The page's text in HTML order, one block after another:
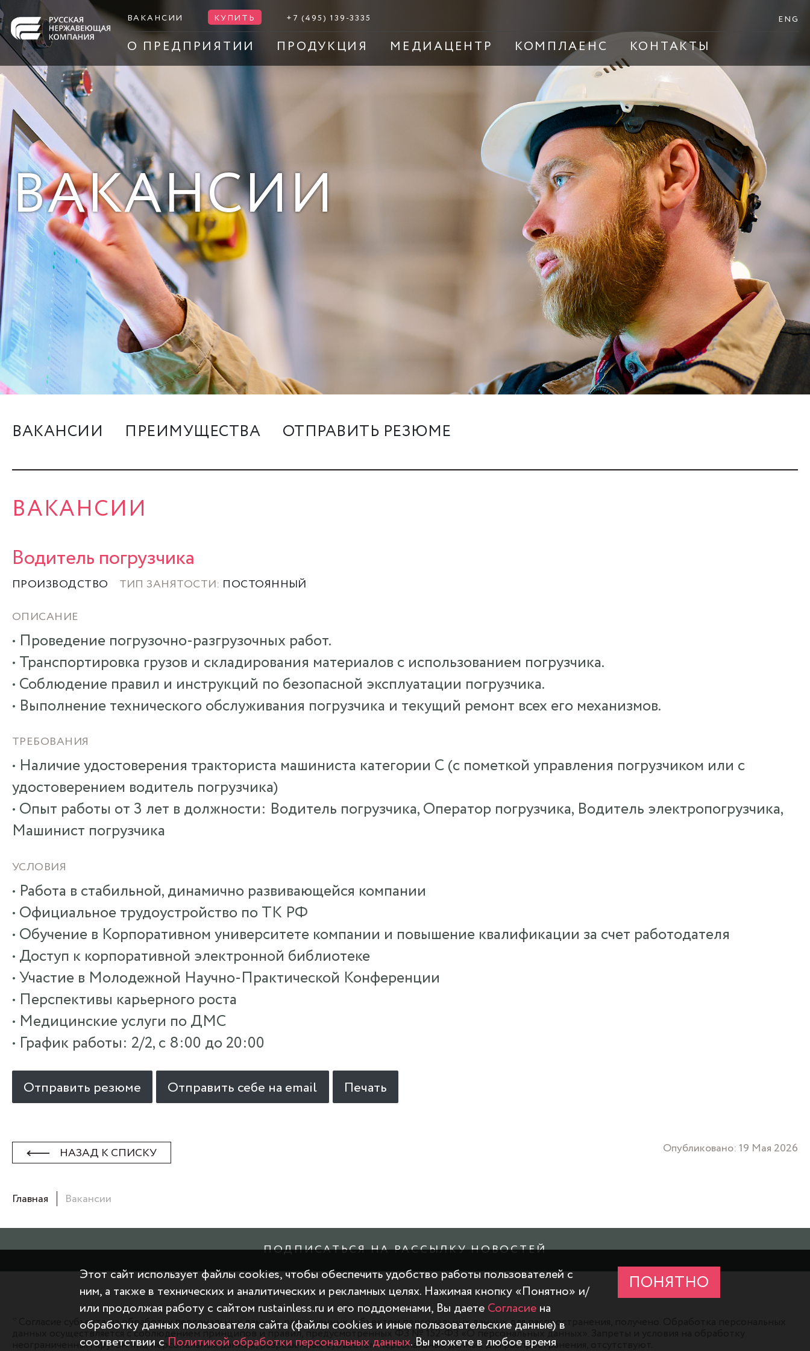
ВАКАНСИИ КУПИТЬ +7 (495) 139-3335
О ПРЕДПРИЯТИИ ПРОДУКЦИЯ МЕДИАЦЕНТР КОМПЛАЕНС КОНТАКТЫ
ENG
ВАКАНСИИ
ВАКАНСИИ ПРЕИМУЩЕСТВА ОТПРАВИТЬ РЕЗЮМЕ
ВАКАНСИИ
Водитель погрузчика
ПРОИЗВОДСТВО ТИП ЗАНЯТОСТИ: ПОСТОЯННЫЙ
ОПИСАНИЕ
• Проведение погрузочно-разгрузочных работ.
• Транспортировка грузов и складирования материалов с использованием погрузчика.
• Соблюдение правил и инструкций по безопасной эксплуатации погрузчика.
• Выполнение технического обслуживания погрузчика и текущий ремонт всех его механизмов.
ТРЕБОВАНИЯ
• Наличие удостоверения тракториста машиниста категории C (с пометкой управления погрузчиком или с
удостоверением водитель погрузчика)
• Опыт работы от 3 лет в должности: Водитель погрузчика, Оператор погрузчика, Водитель электропогрузчика,
Машинист погрузчика
УСЛОВИЯ
• Работа в стабильной, динамично развивающейся компании
• Официальное трудоустройство по ТК РФ
• Обучение в Корпоративном университете компании и повышение квалификации за счет работодателя
• Доступ к корпоративной электронной библиотеке
• Участие в Молодежной Научно-Практической Конференции
• Перспективы карьерного роста
• Медицинские услуги по ДМС
• График работы: 2/2, с 8:00 до 20:00
Отправить резюме Отправить себе на email Печать
НАЗАД К СПИСКУ Опубликовано: 19 Мая 2026
Главная Вакансии
ПОДПИСАТЬСЯ НА РАССЫЛКУ НОВОСТЕЙ
* Согласие субъекта на обработку персональных данных, разрешенных субъектом персональных данных для распространения, получено. Обработка персональных
данных осуществляется с соблюдением принципов и правил, предусмотренных ФЗ № 152-ФЗ «О персональных данных». Запреты и условия на обработку
неограниченным кругом лиц персональных данных, разрешенных субъектом персональных данных для распространения, отсутствуют.
Этот сайт использует файлы cookies, чтобы обеспечить удобство работы пользователей с
ним, а также в технических и аналитических и рекламных целях. Нажимая кнопку «Понятно» и/
или продолжая работу с сайтом rustainless.ru и его поддоменами, Вы даете Согласиена
обработку данных пользователя сайта (файлы cookies и иные пользовательские данные) в
соответствии с Политикой обработки персональных данных. Вы можете в любое время
ПОНЯТНО